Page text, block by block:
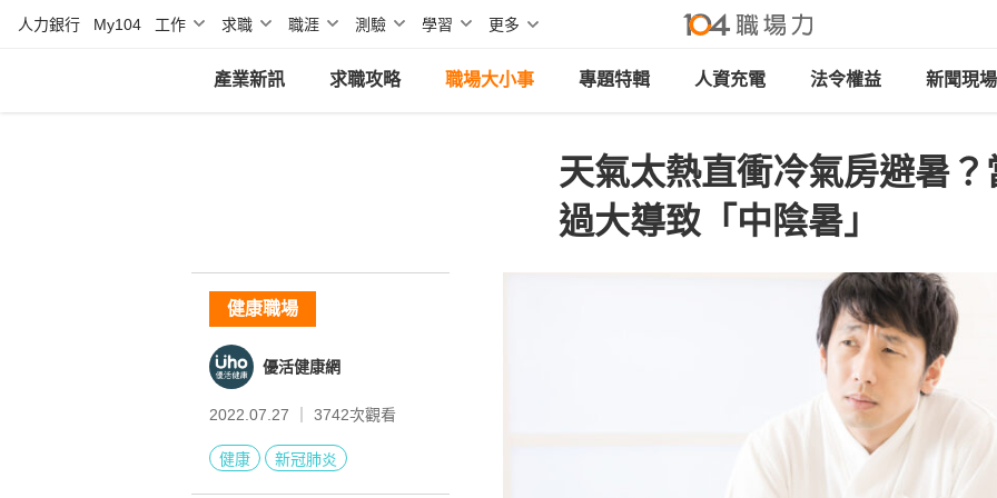
人力銀行 My104 工作 求職 職涯 測驗 學習 更多
產業新訊 求職攻略 職場大小事 專題特輯 人資充電 法令權益 新聞現場
健康職場
優活健康網
2022.07.27 ｜ 3742次觀看
健康 新冠肺炎
天氣太熱直衝冷氣房避暑
過大導致「中陰暑」